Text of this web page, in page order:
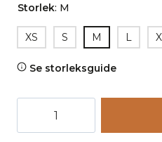
Storlek: M
XS S M L
Se storleksguide
bomull